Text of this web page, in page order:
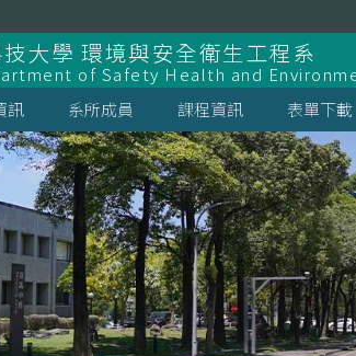
大學 環境與安全衛生工程系
of Safety Health and
訊 系所成員 課程資訊 表單下載